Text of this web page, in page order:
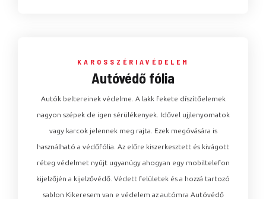
KAROSSZÉRIAVÉDELEM
Autóvédő fólia
Autók beltereinek védelme. A lakk fekete díszítőelemek
nagyon szépek de igen sérülékenyek. Idővel ujjlenyomatok
vagy karcok jelennek meg rajta. Ezek megóvására is
használható a védőfólia. Az előre kiszerkesztett és kivágott
réteg védelmet nyújt ugyanúgy ahogyan egy mobiltelefon
kijelzőjén a kijelzővédő. Védett felületek és a hozzá tartozó
sablon Kikeresem van e védelem az autómra Autóvédő